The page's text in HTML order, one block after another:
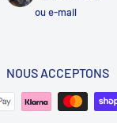
oue-mail
NOUS ACCEPTONS